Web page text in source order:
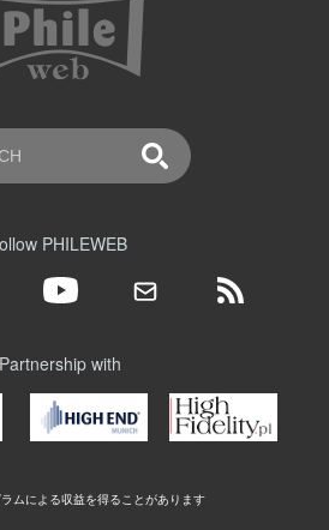
PHILEWEB
Partnership with
ムによる収益を得ることがあります